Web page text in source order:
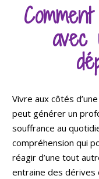
avec
Vivre aux côtés
peut générer un
souffrance au
compréhension qui
réagir d’une tout
entraine des dérives